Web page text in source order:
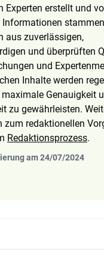
Experten erstellt und
Informationen stammen
aus zuverlässigen,
und überprüften
und
Inhalte werden
Genauigkeit
zu gewährleisten.
zum redaktionellen
Redaktionsprozess.
am 24/07/2024